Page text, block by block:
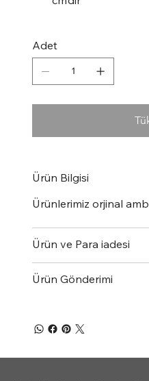
Adet
Ürün Bilgisi
Ürünlerimiz orjinal
Ürün ve Para iadesi
Ürün Gönderimi